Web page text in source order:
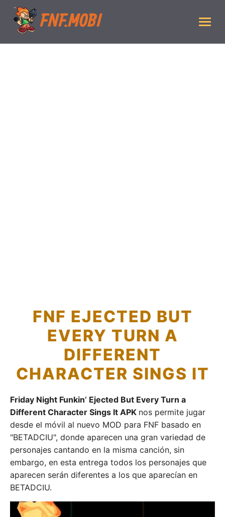
FNF EJECTED BUT
EVERY TURN A
DIFFERENT
CHARACTER SINGS IT
Friday Night Funkin’ Ejected But Every Turn a
Different Character Sings It APK nos permite jugar
desde el móvil al nuevo MOD para FNF basado en
"BETADCIU", donde aparecen una gran variedad de
personajes cantando en la misma canción, sin
embargo, en esta entrega todos los personajes que
aparecen serán diferentes a los que aparecían en
BETADCIU.